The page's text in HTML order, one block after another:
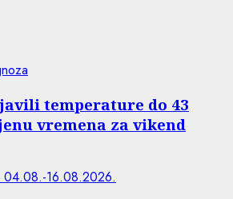
temperature do 43
vremena za vikend